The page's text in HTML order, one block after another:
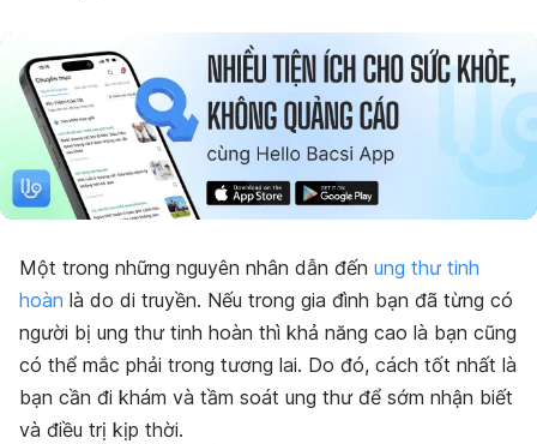
Một trong những nguyên nhân dẫn đến ung thư tinh
hoàn là do di truyền. Nếu trong gia đình bạn đã từng có
người bị ung thư tinh hoàn thì khả năng cao là bạn cũng
có thể mắc phải trong tương lai. Do đó, cách tốt nhất là
bạn cần đi khám và tầm soát ung thư để sớm nhận biết
và điều trị kịp thời.